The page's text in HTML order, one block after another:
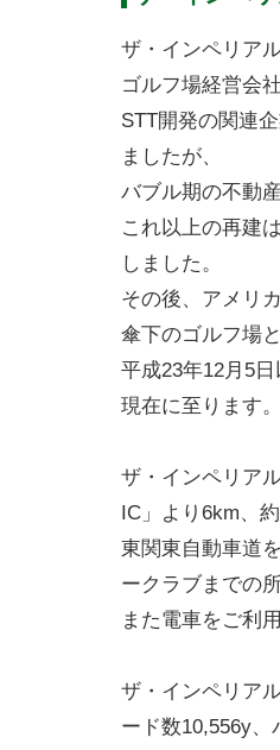
ザ・インペリア
ゴルフ場経営会
STT開発の関連
ましたが、
バブル期の不動
これ以上の再建
しました。
その後、アメリ
傘下のゴルフ場
平成23年12月5
現在に至ります。
ザ・インペリア
IC」より6km、
東関東自動車道
ークラブまでの
また電車をご利
ザ・インペリア
ード数10,556y、